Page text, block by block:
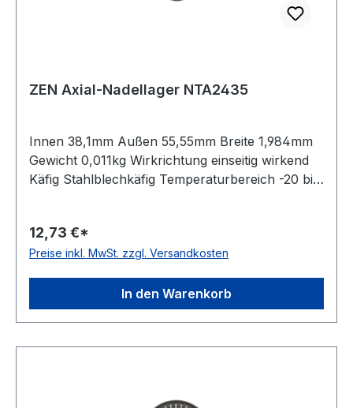
ZEN Axial-Nadellager NTA2435
Innen 38,1mm Außen 55,55mm Breite 1,984mm
Gewicht 0,011kg Wirkrichtung einseitig wirkend
Käfig Stahlblechkäfig Temperaturbereich -20 bis
12,73 €*
Preise inkl. MwSt. zzgl. Versandkosten
In den Warenkorb